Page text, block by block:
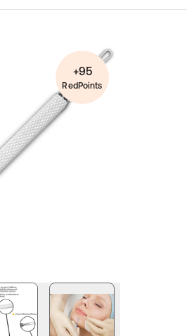
+95
RedPoints